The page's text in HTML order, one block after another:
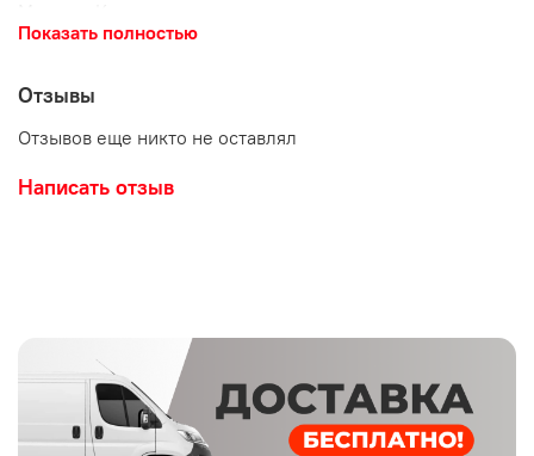
Дизайн: Классика
Покрытие двери: Эмаль
Размер, мм: 2000х800
Тип двери: Глухая
Цветовая гамма: Белая
Толщина: 40
Толщина полотна, мм: 39мм
Показать полностью
Отзывы
Отзывов еще никто не оставлял
Написать отзыв